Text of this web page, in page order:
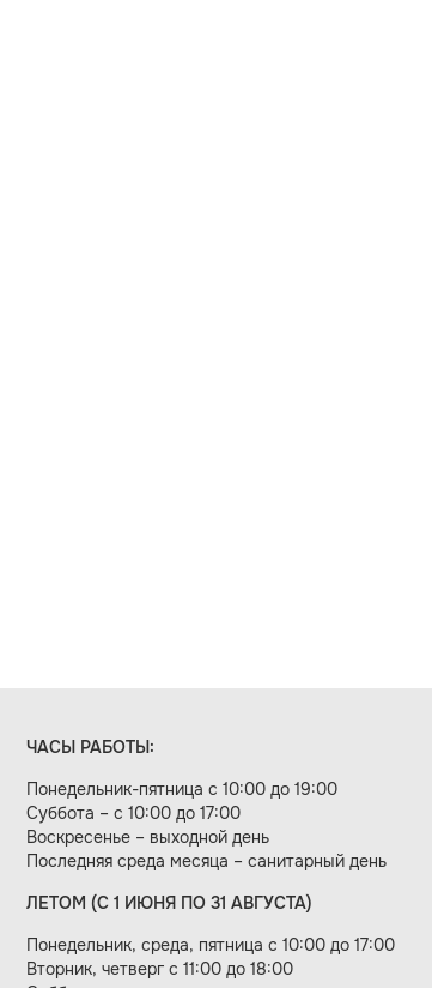
ЧАСЫ РАБОТЫ:
Понедельник-пятница с 10:00 до 19:00
Суббота – с 10:00 до 17:00
Воскресенье – выходной день
Последняя среда месяца – санитарный день
ЛЕТОМ (С 1 ИЮНЯ ПО 31 АВГУСТА)
Понедельник, среда, пятница с 10:00 до 17:00
Вторник, четверг с 11:00 до 18:00
веб-студия «Цифровой век»